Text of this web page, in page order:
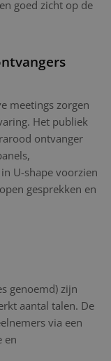
goed zicht op de
meetings zorgen
Het publiek
ontvanger
U-shape voorzien
gesprekken en
genoemd) zijn
aantal talen. De
via een
en